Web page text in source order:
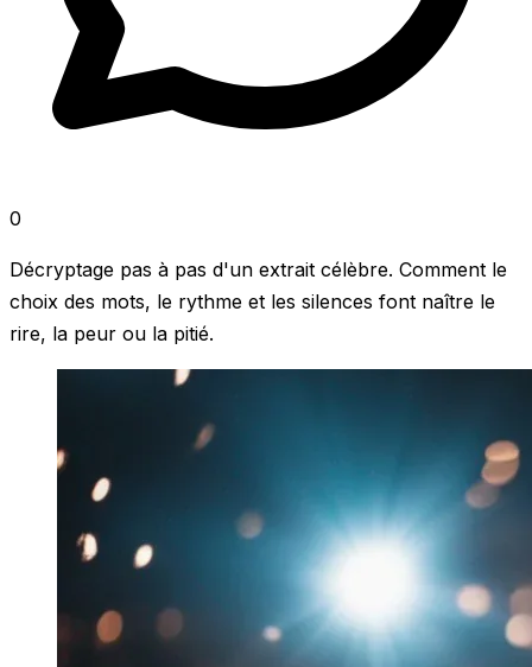
0
Décryptage pas à pas d'un extrait célèbre. Comment le
choix des mots, le rythme et les silences font naître le
rire, la peur ou la pitié.